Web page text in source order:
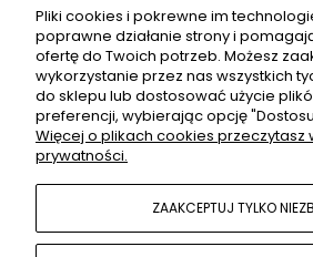
MOJE KONTO
POPULARNE
Pliki cookies i pokrewne im
poprawne działanie strony i
ofertę do Twoich potrzeb. Możesz
wykorzystanie przez nas wszystkich
do sklepu lub dostosować użycie
preferencji, wybierając opcję
Więcej o plikach cookies przeczytasz
prywatności.
ZAAKCEPTUJ TYLKO